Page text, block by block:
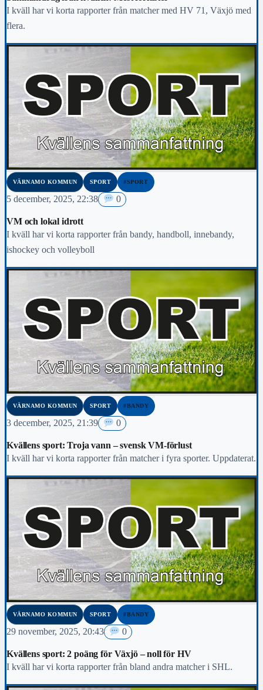
I kväll har vi korta rapporter från matcher med HV 71, Växjö med
flera.
VÄRNAMO KOMMUN SPORT #SPORT
5 december, 2025, 22:38 0
VM och lokal idrott
I kväll har vi korta rapporter från bandy, handboll, innebandy,
ishockey och volleyboll
VÄRNAMO KOMMUN SPORT #BANDY
3 december, 2025, 21:39 0
Kvällens sport: Troja vann – svensk VM-förlust
I kväll har vi korta rapporter från matcher i fyra sporter. Uppdaterat.
VÄRNAMO KOMMUN SPORT #BANDY
29 november, 2025, 20:43 0
Kvällens sport: 2 poäng för Växjö – noll för HV
I kväll har vi korta rapporter från bland andra matcher i SHL.